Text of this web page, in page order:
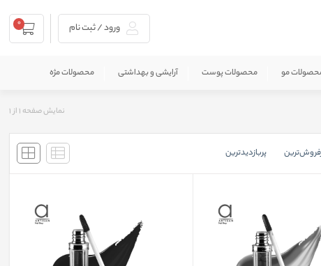
ورود / ثبت نام 0
مو محصولات پوست آرایشی و بهداشتی محصولات مژه
نمایش صفحه 1از1
پربازدید‌ترین